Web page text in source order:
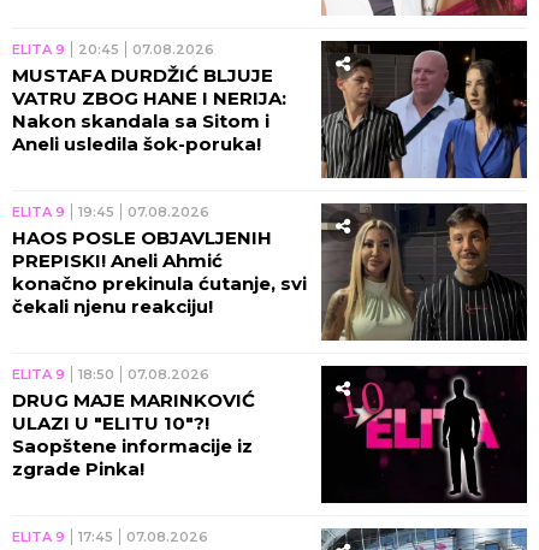
ELITA 9 20:45 07.08.2026
MUSTAFA DURDŽIĆ BLJUJE
VATRU ZBOG HANE I NERIJA:
Nakon skandala sa Sitom i
Aneli usledila šok-poruka!
ELITA 9 19:45 07.08.2026
HAOS POSLE OBJAVLJENIH
PREPISKI! Aneli Ahmić
konačno prekinula ćutanje, svi
čekali njenu reakciju!
ELITA 9 18:50 07.08.2026
DRUG MAJE MARINKOVIĆ
ULAZI U "ELITU 10"?!
Saopštene informacije iz
zgrade Pinka!
ELITA 9 17:45 07.08.2026